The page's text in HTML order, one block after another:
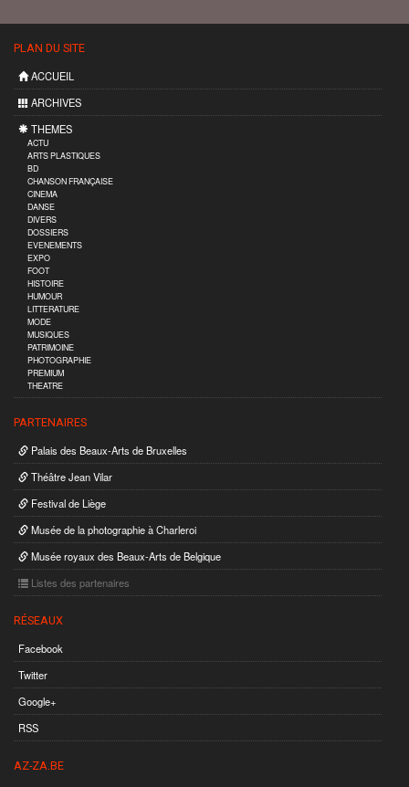
PLAN DU SITE
ACCUEIL
ARCHIVES
THEMES
ACTU
ARTS PLASTIQUES
BD
CHANSON FRANÇAISE
CINEMA
DANSE
DIVERS
DOSSIERS
EVENEMENTS
EXPO
FOOT
HISTOIRE
HUMOUR
LITTERATURE
MODE
MUSIQUES
PATRIMOINE
PHOTOGRAPHIE
PREMIUM
THEATRE
PARTENAIRES
Palais des Beaux-Arts de Bruxelles
Théâtre Jean Vilar
Festival de Liège
Musée de la photographie à Charleroi
Musée royaux des Beaux-Arts de Belgique
Listes des partenaires
RÉSEAUX
Facebook
Twitter
Google+
RSS
AZ-ZA.BE